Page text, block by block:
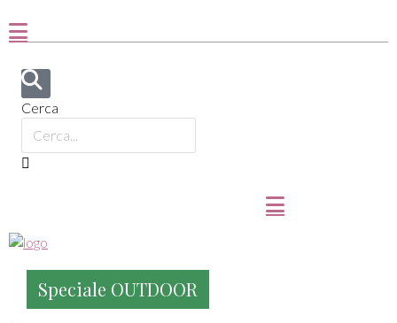
Cerca
Speciale OUTDOOR